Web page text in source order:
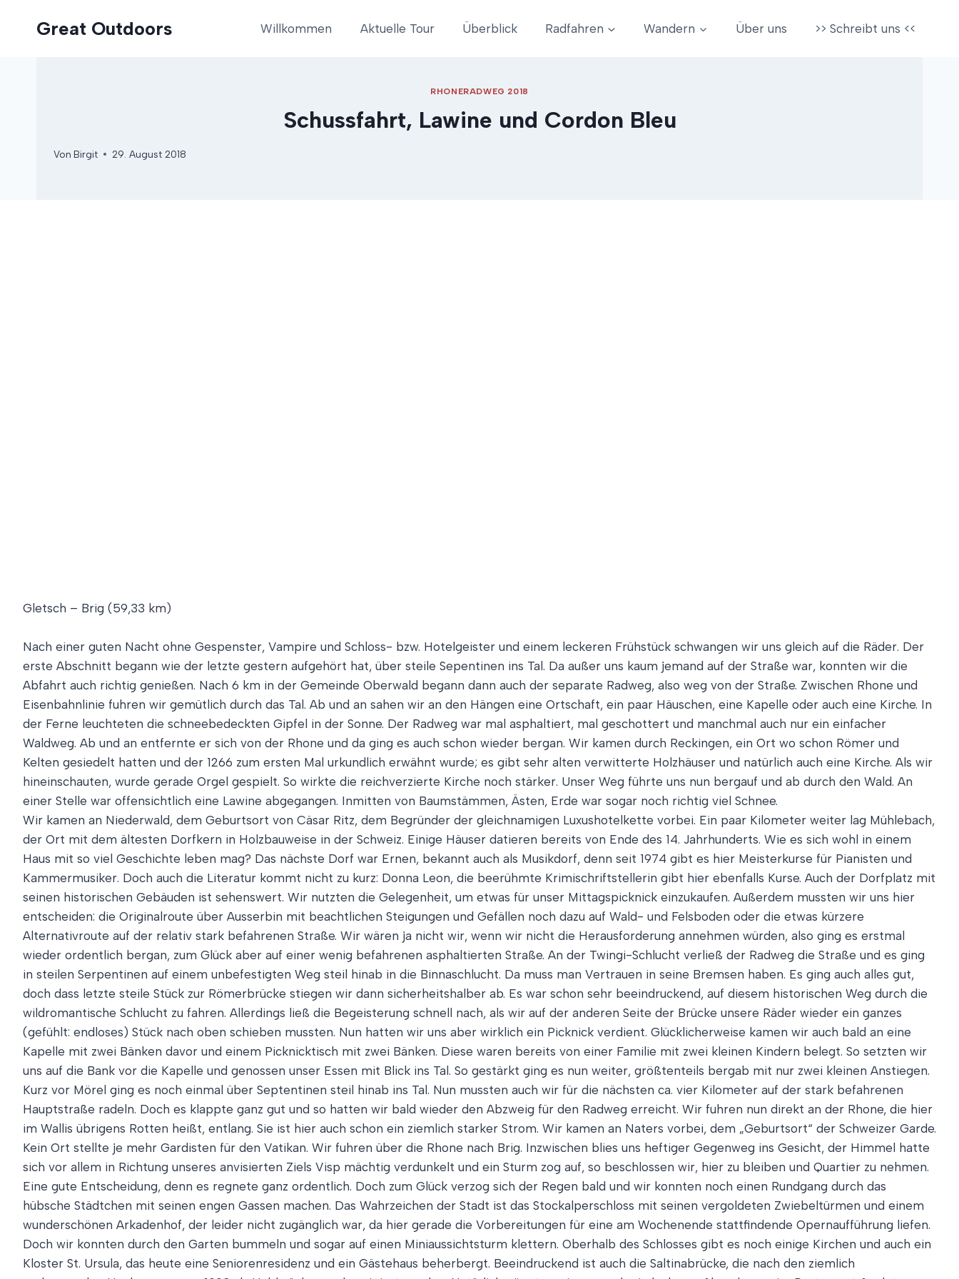
Great Outdoors Willkommen Aktuelle Tour Überblick Radfahren Wandern Über uns >> Schreibt uns <<
RHONERADWEG 2018
Schussfahrt, Lawine und Cordon Bleu
Von Birgit 29. August 2018
Gletsch – Brig (59,33 km)
Nach einer guten Nacht ohne Gespenster, Vampire und Schloss- bzw. Hotelgeister und einem leckeren Frühstück schwangen wir uns gleich auf die Räder. Der
erste Abschnitt begann wie der letzte gestern aufgehört hat, über steile Sepentinen ins Tal. Da außer uns kaum jemand auf der Straße war, konnten wir die
Abfahrt auch richtig genießen. Nach 6 km in der Gemeinde Oberwald begann dann auch der separate Radweg, also weg von der Straße. Zwischen Rhone und
Eisenbahnlinie fuhren wir gemütlich durch das Tal. Ab und an sahen wir an den Hängen eine Ortschaft, ein paar Häuschen, eine Kapelle oder auch eine Kirche. In
der Ferne leuchteten die schneebedeckten Gipfel in der Sonne. Der Radweg war mal asphaltiert, mal geschottert und manchmal auch nur ein einfacher
Waldweg. Ab und an entfernte er sich von der Rhone und da ging es auch schon wieder bergan. Wir kamen durch Reckingen, ein Ort wo schon Römer und
Kelten gesiedelt hatten und der 1266 zum ersten Mal urkundlich erwähnt wurde; es gibt sehr alten verwitterte Holzhäuser und natürlich auch eine Kirche. Als wir
hineinschauten, wurde gerade Orgel gespielt. So wirkte die reichverzierte Kirche noch stärker. Unser Weg führte uns nun bergauf und ab durch den Wald. An
einer Stelle war offensichtlich eine Lawine abgegangen. Inmitten von Baumstämmen, Ästen, Erde war sogar noch richtig viel Schnee.
Wir kamen an Niederwald, dem Geburtsort von Cäsar Ritz, dem Begründer der gleichnamigen Luxushotelkette vorbei. Ein paar Kilometer weiter lag Mühlebach,
der Ort mit dem ältesten Dorfkern in Holzbauweise in der Schweiz. Einige Häuser datieren bereits von Ende des 14. Jahrhunderts. Wie es sich wohl in einem
Haus mit so viel Geschichte leben mag? Das nächste Dorf war Ernen, bekannt auch als Musikdorf, denn seit 1974 gibt es hier Meisterkurse für Pianisten und
Kammermusiker. Doch auch die Literatur kommt nicht zu kurz: Donna Leon, die beerühmte Krimischriftstellerin gibt hier ebenfalls Kurse. Auch der Dorfplatz mit
seinen historischen Gebäuden ist sehenswert. Wir nutzten die Gelegenheit, um etwas für unser Mittagspicknick einzukaufen. Außerdem mussten wir uns hier
entscheiden: die Originalroute über Ausserbin mit beachtlichen Steigungen und Gefällen noch dazu auf Wald- und Felsboden oder die etwas kürzere
Alternativroute auf der relativ stark befahrenen Straße. Wir wären ja nicht wir, wenn wir nicht die Herausforderung annehmen würden, also ging es erstmal
wieder ordentlich bergan, zum Glück aber auf einer wenig befahrenen asphaltierten Straße. An der Twingi-Schlucht verließ der Radweg die Straße und es ging
in steilen Serpentinen auf einem unbefestigten Weg steil hinab in die Binnaschlucht. Da muss man Vertrauen in seine Bremsen haben. Es ging auch alles gut,
doch dass letzte steile Stück zur Römerbrücke stiegen wir dann sicherheitshalber ab. Es war schon sehr beeindruckend, auf diesem historischen Weg durch die
wildromantische Schlucht zu fahren. Allerdings ließ die Begeisterung schnell nach, als wir auf der anderen Seite der Brücke unsere Räder wieder ein ganzes
(gefühlt: endloses) Stück nach oben schieben mussten. Nun hatten wir uns aber wirklich ein Picknick verdient. Glücklicherweise kamen wir auch bald an eine
Kapelle mit zwei Bänken davor und einem Picknicktisch mit zwei Bänken. Diese waren bereits von einer Familie mit zwei kleinen Kindern belegt. So setzten wir
uns auf die Bank vor die Kapelle und genossen unser Essen mit Blick ins Tal. So gestärkt ging es nun weiter, größtenteils bergab mit nur zwei kleinen Anstiegen.
Kurz vor Mörel ging es noch einmal über Septentinen steil hinab ins Tal. Nun mussten auch wir für die nächsten ca. vier Kilometer auf der stark befahrenen
Hauptstraße radeln. Doch es klappte ganz gut und so hatten wir bald wieder den Abzweig für den Radweg erreicht. Wir fuhren nun direkt an der Rhone, die hier
im Wallis übrigens Rotten heißt, entlang. Sie ist hier auch schon ein ziemlich starker Strom. Wir kamen an Naters vorbei, dem „Geburtsort“ der Schweizer Garde.
Kein Ort stellte je mehr Gardisten für den Vatikan. Wir fuhren über die Rhone nach Brig. Inzwischen blies uns heftiger Gegenweg ins Gesicht, der Himmel hatte
sich vor allem in Richtung unseres anvisierten Ziels Visp mächtig verdunkelt und ein Sturm zog auf, so beschlossen wir, hier zu bleiben und Quartier zu nehmen.
Eine gute Entscheidung, denn es regnete ganz ordentlich. Doch zum Glück verzog sich der Regen bald und wir konnten noch einen Rundgang durch das
hübsche Städtchen mit seinen engen Gassen machen. Das Wahrzeichen der Stadt ist das Stockalperschloss mit seinen vergoldeten Zwiebeltürmen und einem
wunderschönen Arkadenhof, der leider nicht zugänglich war, da hier gerade die Vorbereitungen für eine am Wochenende stattfindende Opernaufführung liefen.
Doch wir konnten durch den Garten bummeln und sogar auf einen Miniaussichtsturm klettern. Oberhalb des Schlosses gibt es noch einige Kirchen und auch ein
Kloster St. Ursula, das heute eine Seniorenresidenz und ein Gästehaus beherbergt. Beeindruckend ist auch die Saltinabrücke, die nach den ziemlich